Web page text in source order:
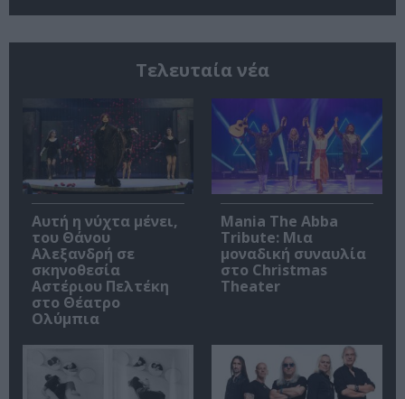
Τελευταία νέα
Αυτή η νύχτα μένει,
του Θάνου
Αλεξανδρή σε
σκηνοθεσία
Αστέριου Πελτέκη
στο Θέατρο
Ολύμπια
Mania The Abba
Tribute: Μια
μοναδική συναυλία
στο Christmas
Theater